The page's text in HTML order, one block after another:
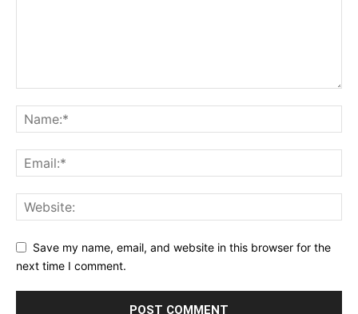
Save my name, email, and website in this browser for the
next time I comment.